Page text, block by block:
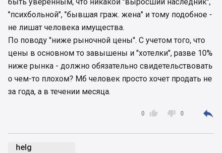
быть уверенным, что никакой "выросший наследник",
"психбольной", "бывшая граж. жена" и тому подобное -
не лишат человека имущества.
По поводу "ниже рыночной цены". С учетом того, что
цены в основном то завышены и "хотелки", разве 10%
ниже рынка - должно обязательно свидетельствовать
о чем-то плохом? Мб человек просто хочет продать не
за года, а в течении месяца.

0  0 
helg